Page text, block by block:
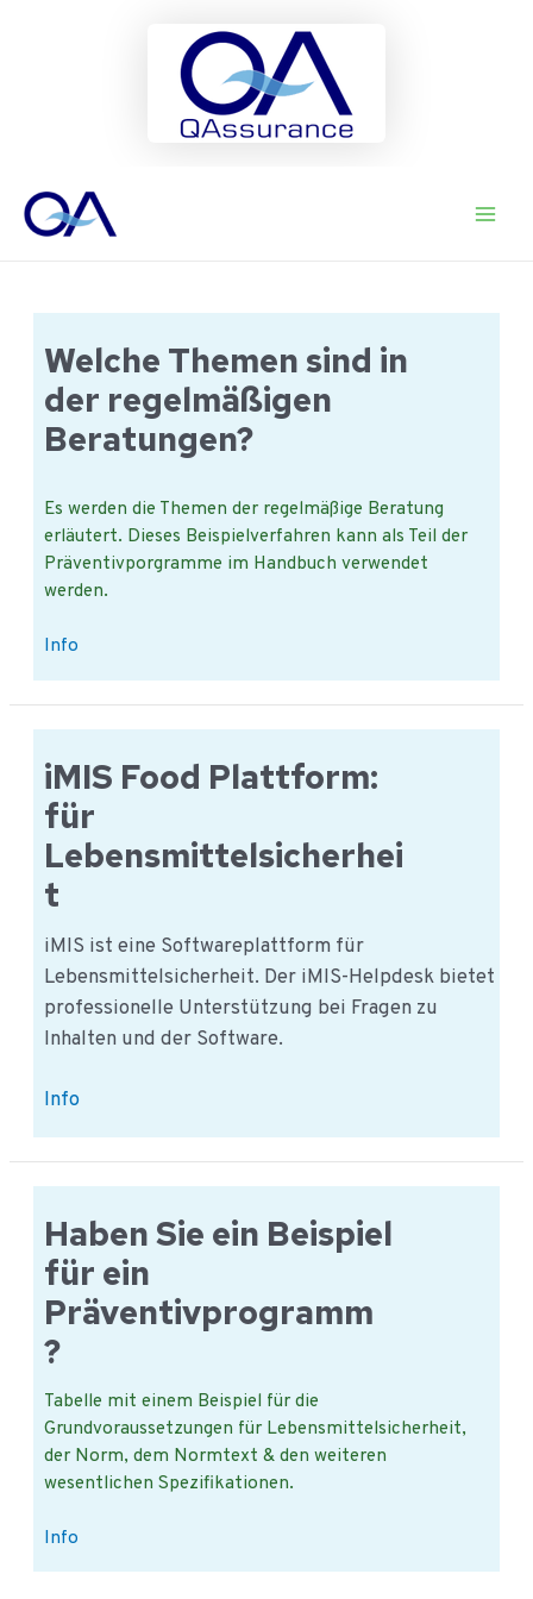
naar
Welche Themen sind in
der regelmäßigen
Beratungen?
Es werden die Themen der regelmäßige Beratung
erläutert. Dieses Beispielverfahren kann als Teil der
Präventivporgramme im Handbuch verwendet
werden.
Welche
sind
in
regelmäßigen
Beratungen?
Info
iMIS Food Plattform:
für
Lebensmittelsicherhei
t
iMIS ist eine Softwareplattform für
Lebensmittelsicherheit. Der iMIS-Helpdesk bietet
professionelle Unterstützung bei Fragen zu
Inhalten und der Software.
iMIS
Plattform:
für
Lebensmittelsicherheit
Info
Haben Sie ein Beispiel
für ein
Präventivprogramm
?
Tabelle mit einem Beispiel für die
Grundvoraussetzungen für Lebensmittelsicherheit,
der Norm, dem Normtext & den weiteren
wesentlichen Spezifikationen.
Haben
Info